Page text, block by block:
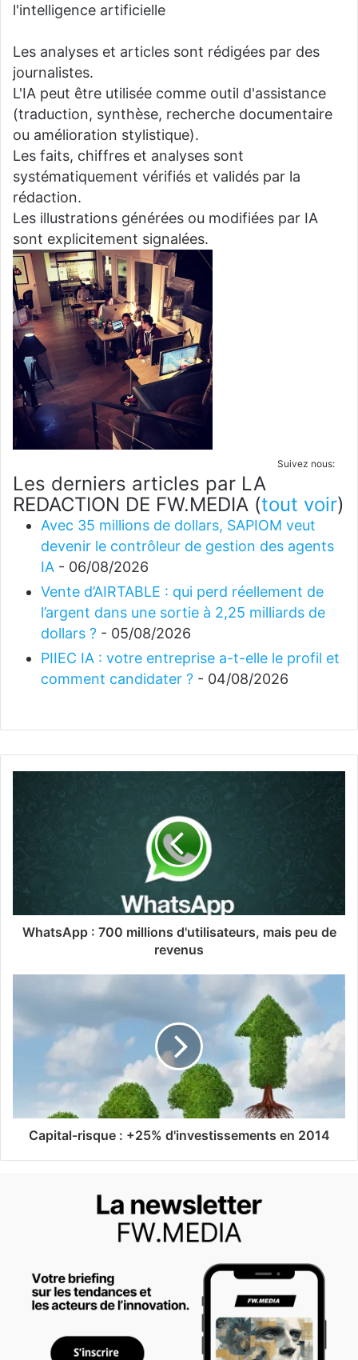
l'intelligence artificielle
Les analyses et articles sont rédigées par des
journalistes.
L'IA peut être utilisée comme outil d'assistance
(traduction, synthèse, recherche documentaire
ou amélioration stylistique).
Les faits, chiffres et analyses sont
systématiquement vérifiés et validés par la
rédaction.
Les illustrations générées ou modifiées par IA
sont explicitement signalées.
Suivez nous:
Les derniers articles par LA
REDACTION DE FW.MEDIA (tout voir)
Avec 35 millions de dollars, SAPIOM veut
devenir le contrôleur de gestion des agents
IA - 06/08/2026
Vente d’AIRTABLE : qui perd réellement de
l’argent dans une sortie à 2,25 milliards de
dollars ? - 05/08/2026
PIIEC IA : votre entreprise a-t-elle le profil et
comment candidater ? - 04/08/2026
WhatsApp : 700 millions d'utilisateurs, mais peu de
revenus
Capital-risque : +25% d'investissements en 2014